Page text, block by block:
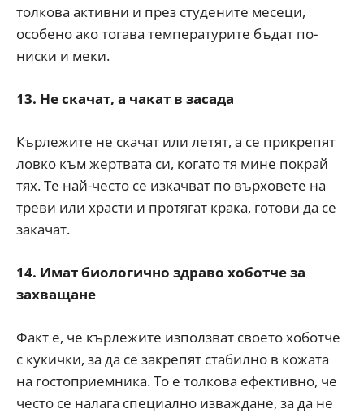
толкова активни и през студените месеци,
особено ако тогава температурите бъдат по-
ниски и меки.
13. Не скачат, а чакат в засада
Кърлежите не скачат или летят, а се прикрепят
ловко към жертвата си, когато тя мине покрай
тях. Те най-често се изкачват по върховете на
треви или храсти и протягат крака, готови да се
закачат.
14. Имат биологично здраво хоботче за
захващане
Факт е, че кърлежите използват своето хоботче
с кукички, за да се закрепят стабилно в кожата
на гостоприемника. То е толкова ефективно, че
често се налага специално изваждане, за да не